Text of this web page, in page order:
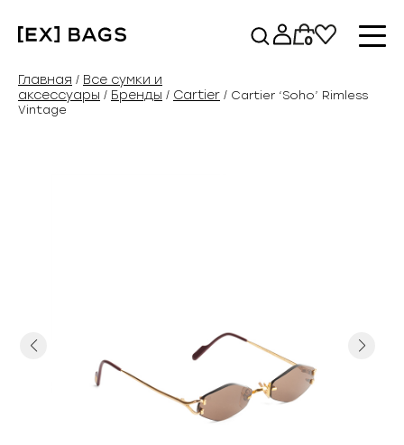
содержимому
0
Главная / Все сумки и
аксессуары / Бренды / Cartier / Cartier ‘Soho’ Rimless
Vintage
Previous Next